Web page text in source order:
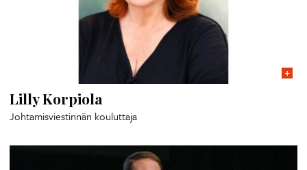
Lilly Korpiola
Johtamisviestinnän kouluttaja